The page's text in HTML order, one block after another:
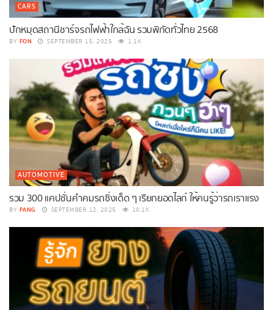
CARS
ปักหมุดสถานีชาร์จรถไฟฟ้าใกล้ฉัน รวมพิกัดทั่วไทย 2568
BY FON SEPTEMBER 15, 2025 1.1K
AUTOMOTIVE
รวม 300 แคปชั่นคําคมรถซิ่งเด็ด ๆ เรียกยอดไลก์ ให้คนรู้ว่ารถเราแรง
BY PANG SEPTEMBER 12, 2025 10.1K